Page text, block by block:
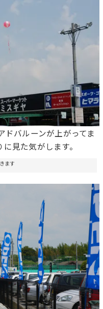
ドバルーンが上がってま
見た気がします。
ます